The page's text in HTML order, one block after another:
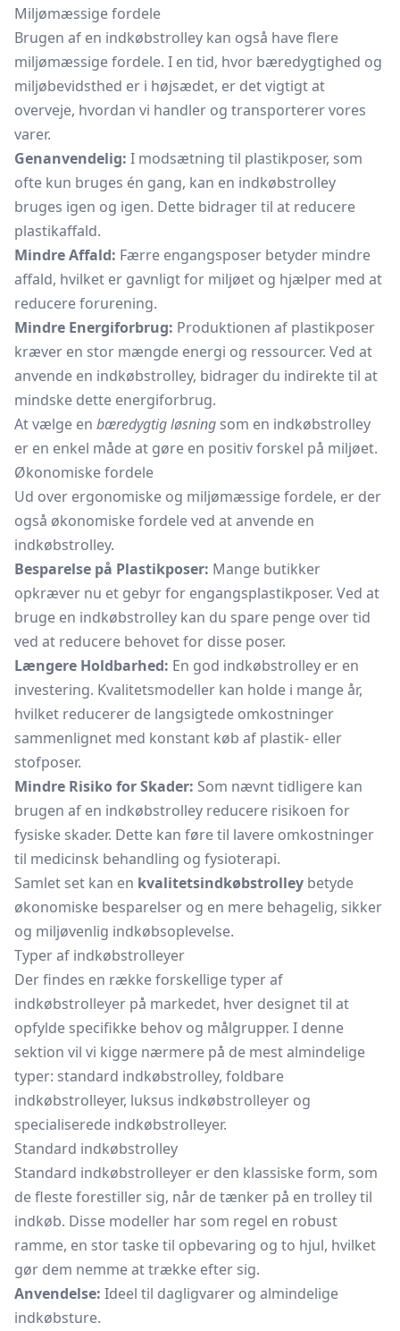
Miljømæssige fordele
Brugen af en indkøbstrolley kan også have flere
miljømæssige fordele. I en tid, hvor bæredygtighed og
miljøbevidsthed er i højsædet, er det vigtigt at
overveje, hvordan vi handler og transporterer vores
varer.
Genanvendelig: I modsætning til plastikposer, som
ofte kun bruges én gang, kan en indkøbstrolley
bruges igen og igen. Dette bidrager til at reducere
plastikaffald.
Mindre Affald: Færre engangsposer betyder mindre
affald, hvilket er gavnligt for miljøet og hjælper med at
reducere forurening.
Mindre Energiforbrug: Produktionen af plastikposer
kræver en stor mængde energi og ressourcer. Ved at
anvende en indkøbstrolley, bidrager du indirekte til at
mindske dette energiforbrug.
At vælge en bæredygtig løsning som en indkøbstrolley
er en enkel måde at gøre en positiv forskel på miljøet.
Økonomiske fordele
Ud over ergonomiske og miljømæssige fordele, er der
også økonomiske fordele ved at anvende en
indkøbstrolley.
Besparelse på Plastikposer: Mange butikker
opkræver nu et gebyr for engangsplastikposer. Ved at
bruge en indkøbstrolley kan du spare penge over tid
ved at reducere behovet for disse poser.
Længere Holdbarhed: En god indkøbstrolley er en
investering. Kvalitetsmodeller kan holde i mange år,
hvilket reducerer de langsigtede omkostninger
sammenlignet med konstant køb af plastik- eller
stofposer.
Mindre Risiko for Skader: Som nævnt tidligere kan
brugen af en indkøbstrolley reducere risikoen for
fysiske skader. Dette kan føre til lavere omkostninger
til medicinsk behandling og fysioterapi.
Samlet set kan en kvalitetsindkøbstrolley betyde
økonomiske besparelser og en mere behagelig, sikker
og miljøvenlig indkøbsoplevelse.
Typer af indkøbstrolleyer
Der findes en række forskellige typer af
indkøbstrolleyer på markedet, hver designet til at
opfylde specifikke behov og målgrupper. I denne
sektion vil vi kigge nærmere på de mest almindelige
typer: standard indkøbstrolley, foldbare
indkøbstrolleyer, luksus indkøbstrolleyer og
specialiserede indkøbstrolleyer.
Standard indkøbstrolley
Standard indkøbstrolleyer er den klassiske form, som
de fleste forestiller sig, når de tænker på en trolley til
indkøb. Disse modeller har som regel en robust
ramme, en stor taske til opbevaring og to hjul, hvilket
gør dem nemme at trække efter sig.
Anvendelse: Ideel til dagligvarer og almindelige
indkøbsture.